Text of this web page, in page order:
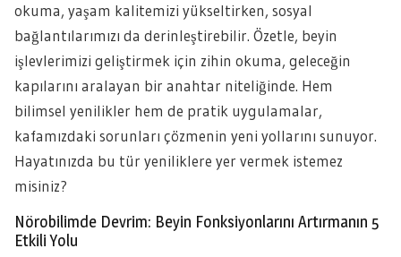
okuma, yaşam kalitemizi yükseltirken, sosyal
bağlantılarımızı da derinleştirebilir. Özetle, beyin
işlevlerimizi geliştirmek için zihin okuma, geleceğin
kapılarını aralayan bir anahtar niteliğinde. Hem
bilimsel yenilikler hem de pratik uygulamalar,
kafamızdaki sorunları çözmenin yeni yollarını sunuyor.
Hayatınızda bu tür yeniliklere yer vermek istemez
misiniz?
Nörobilimde Devrim: Beyin Fonksiyonlarını Artırmanın 5
Etkili Yolu